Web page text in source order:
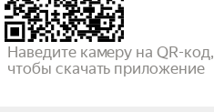
Наведите камеру на QR-код,
чтобы скачать приложение